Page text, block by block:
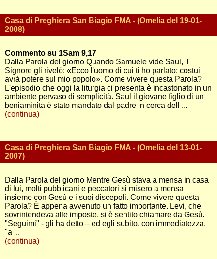
Casa di Preghiera San Biagio FMA - (Omelia del 19-01-
2008)
Commento su 1Sam 9,17
Dalla Parola del giorno Quando Samuele vide Saul, il
Signore gli rivelò: «Ecco l'uomo di cui ti ho parlato; costui
avrà potere sul mio popolo». Come vivere questa Parola?
L'episodio che oggi la liturgia ci presenta è incastonato in un
ambiente pervaso di semplicità. Saul il giovane figlio di un
beniaminita è stato mandato dal padre in cerca dell ...
(continua)
Casa di Preghiera San Biagio FMA - (Omelia del 13-01-
2007)
Dalla Parola del giorno Mentre Gesù stava a mensa in casa
di lui, molti pubblicani e peccatori si misero a mensa
insieme con Gesù e i suoi discepoli. Come vivere questa
Parola? È appena avvenuto un fatto importante. Levi, che
sovrintendeva alle imposte, si è sentito chiamare da Gesù.
"Seguimi" - gli ha detto – ed egli subito, con immediatezza,
"a ...
(continua)